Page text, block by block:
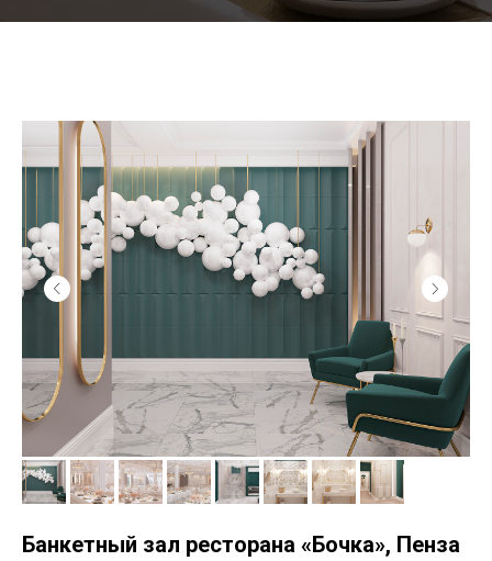
Банкетный зал ресторана «Бочка», Пенза